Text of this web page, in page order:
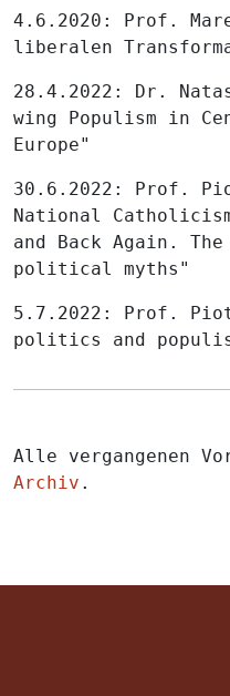
4.6.2020: Prof.
liberalen
28.4.2022: Dr.
wing Populism in
Europe"
30.6.2022: Prof.
National
and Back Again.
political myths"
5.7.2022: Prof.
politics and
Alle vergangenen
Archiv .